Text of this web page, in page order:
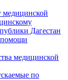
медицинской
Дагестан
помощи
медицинской
по